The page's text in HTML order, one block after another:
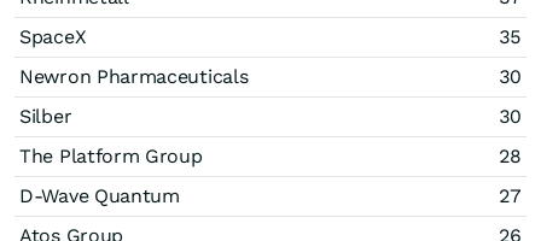
SpaceX
35
Newron Pharmaceuticals
30
Silber
30
The Platform Group
28
D-Wave Quantum
27
Atos Group
26